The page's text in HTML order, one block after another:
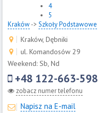
4
5
Kraków-> Szkoły Podstawowe
Kraków, Dębniki
ul. Komandosów 29
Weekend: Sb, Nd
+48 122-663-598
zobacz numer telefonu
Napisz na E-mail